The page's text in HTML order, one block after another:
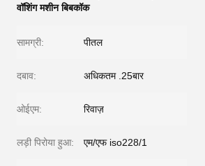
वॉशिंग मशीन बिबकॉक
सामग्री: पीतल
दबाव: अधिकतम .25बार
ओईएम: रिवाज़
लड़ी पिरोया हुआ: एम/एफ iso228/1